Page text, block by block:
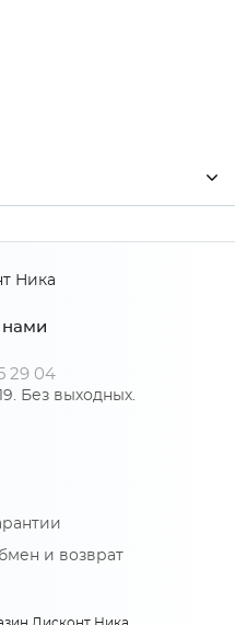
нами
29 04
Без выходных.
и возврат